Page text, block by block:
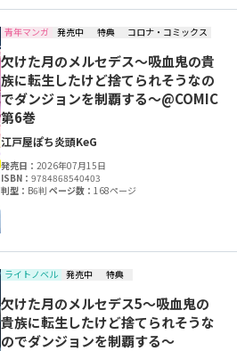
青年マンガ 発売中 特典 コロナ・コミックス
欠けた月のメルセデス～吸血鬼の貴
族に転生したけど捨てられそうなの
でダンジョンを制覇する～@COMIC
第6巻
江戸屋ぽち炎頭KeG
発売日：2026年07月15日
ISBN：9784868540403
判型： B6判ページ数：168ページ
ライトノベル 発売中 特典
欠けた月のメルセデス5～吸血鬼の
貴族に転生したけど捨てられそうな
のでダンジョンを制覇する～